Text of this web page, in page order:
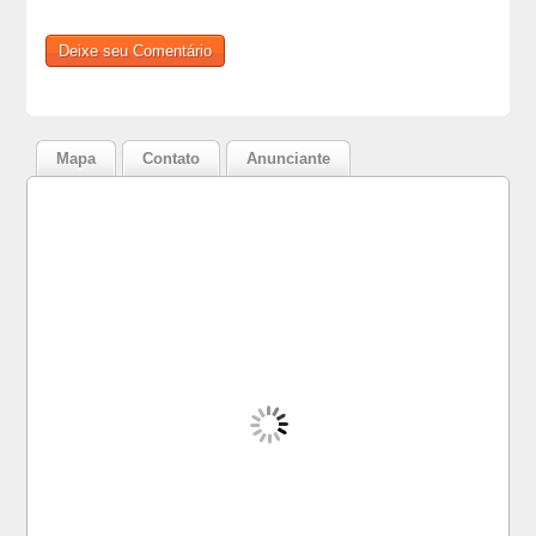
Mapa Contato Anunciante